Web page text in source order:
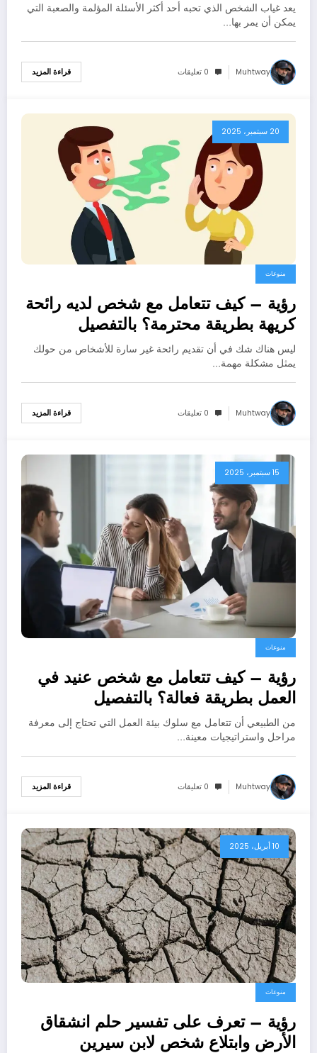
يعد غياب الشخص الذي تحبه أحد أكثر الأسئلة المؤلمة والصعبة التي
يمكن أن يمر بها…
Muhtway 0 تعليقات قراءة المزيد
20 سبتمبر، 2025
منوعات
رؤية – كيف تتعامل مع شخص لديه رائحة
كريهة بطريقة محترمة؟ بالتفصيل
ليس هناك شك في أن تقديم رائحة غير سارة للأشخاص من حولك
يمثل مشكلة مهمة…
Muhtway 0 تعليقات قراءة المزيد
15 سبتمبر، 2025
منوعات
رؤية – كيف تتعامل مع شخص عنيد في
العمل بطريقة فعالة؟ بالتفصيل
من الطبيعي أن تتعامل مع سلوك بيئة العمل التي تحتاج إلى معرفة
مراحل واستراتيجيات معينة…
Muhtway 0 تعليقات قراءة المزيد
10 أبريل، 2025
منوعات
رؤية – تعرف على تفسير حلم انشقاق
الأرض وابتلاع شخص لابن سيرين